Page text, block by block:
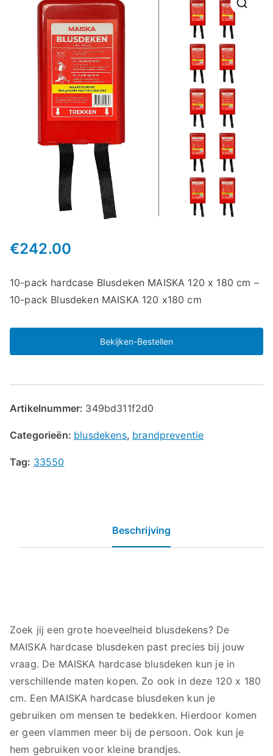
🔍
€242.00
10-pack hardcase Blusdeken MAISKA 120 x 180 cm –
10-pack Blusdeken MAISKA 120 x180 cm
Bekijken-Bestellen
Artikelnummer: 349bd311f2d0
Categorieën: blusdekens, brandpreventie
Tag: 33550
Beschrijving
Zoek jij een grote hoeveelheid blusdekens? De
MAISKA hardcase blusdeken past precies bij jouw
vraag. De MAISKA hardcase blusdeken kun je in
verschillende maten kopen. Zo ook in deze 120 x 180
cm. Een MAISKA hardcase blusdeken kun je
gebruiken om mensen te bedekken. Hierdoor komen
er geen vlammen meer bij de persoon. Ook kun je
hem gebruiken voor kleine brandjes.